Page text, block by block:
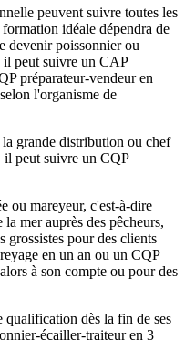
peuvent suivre toutes les
idéale dépendra de
devenir poissonnier ou
il peut suivre un CAP
préparateur-vendeur en
l'organisme de
grande distribution ou chef
il peut suivre un CQP
ou mareyeur, c'est-à-dire
mer auprès des pêcheurs,
grossistes pour des clients
en un an ou un CQP
à son compte ou pour des
qualification dès la fin de ses
écailler-traiteur en 3